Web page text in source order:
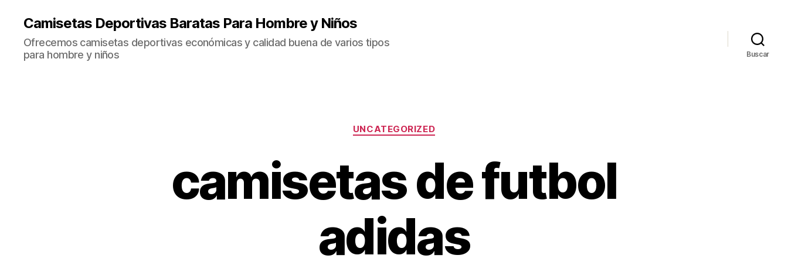
Camisetas Deportivas Baratas Para Hombre y Niños
Ofrecemos camisetas deportivas económicas y calidad buena de varios tipos
para hombre y niños
Buscar
Categorías
UNCATEGORIZED
camisetas de futbol
adidas